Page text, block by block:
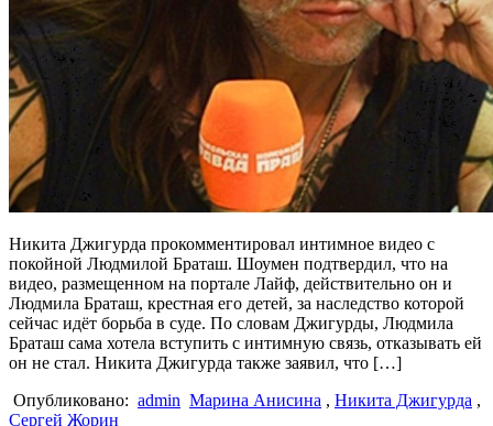
Никита Джигурда прокомментировал интимное видео с
покойной Людмилой Браташ. Шоумен подтвердил, что на
видео, размещенном на портале Лайф, действительно он и
Людмила Браташ, крестная его детей, за наследство которой
сейчас идёт борьба в суде. По словам Джигурды, Людмила
Браташ сама хотела вступить с интимную связь, отказывать ей
он не стал. Никита Джигурда также заявил, что […]
Опубликовано: admin Марина Анисина , Никита Джигурда ,
Сергей Жорин